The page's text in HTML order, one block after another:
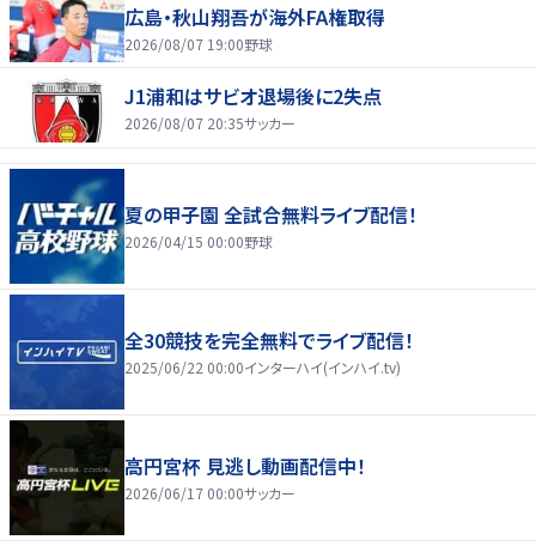
広島・秋山翔吾が海外FA権取得
2026/08/07 19:00野球
J1浦和はサビオ退場後に2失点
2026/08/07 20:35サッカー
夏の甲子園 全試合無料ライブ配信！
2026/04/15 00:00野球
全30競技を完全無料でライブ配信！
2025/06/22 00:00インターハイ(インハイ.tv)
高円宮杯 見逃し動画配信中！
2026/06/17 00:00サッカー